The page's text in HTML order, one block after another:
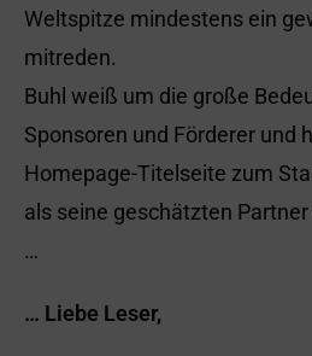
Weltspitze mindestens ein
mitreden.
Buhl weiß um die große
Sponsoren und Förderer und
Homepage-Titelseite zum
als seine geschätzten
…
… Liebe Leser,